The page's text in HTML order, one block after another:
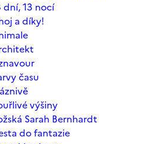
dní, 13 nocí
a díky!
času
výšiny
Sarah Bernhardt
do fantazie